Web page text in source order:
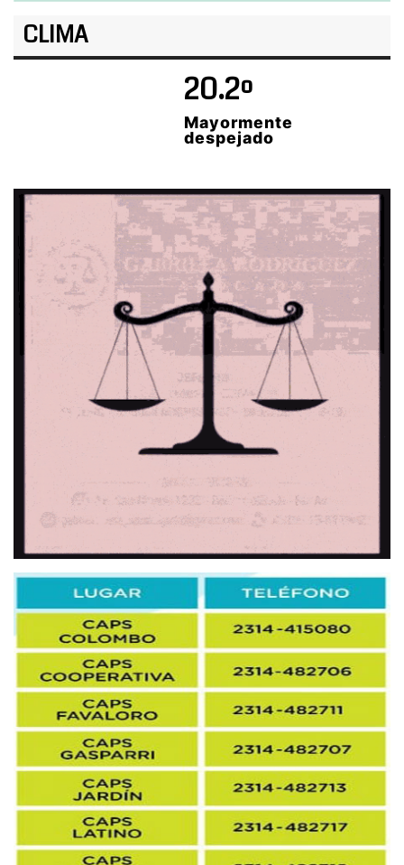
CLIMA
20.2º
Mayormente
despejado